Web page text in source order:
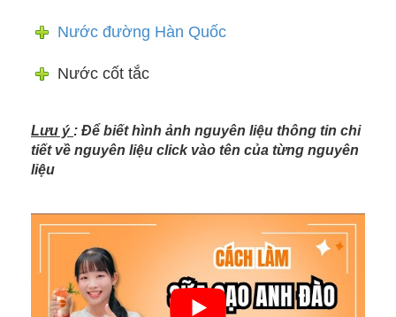
Nước đường Hàn Quốc
Nước cốt tắc
Lưu ý : Để biết hình ảnh nguyên liệu thông tin chi
tiết về nguyên liệu click vào tên của từng nguyên
liệu